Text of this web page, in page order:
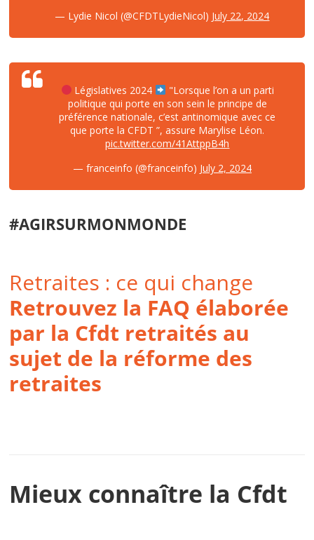
— Lydie Nicol (@CFDTLydieNicol) July 22, 2024
Législatives 2024
"Lorsque l’on a un parti
politique qui porte en son sein le principe de
préférence nationale, c’est antinomique avec ce
que porte la CFDT ”, assure Marylise Léon.
pic.twitter.com/41AttppB4h
— franceinfo (@franceinfo) July 2, 2024
#AGIRSURMONMONDE
Retraites : ce qui change
Retrouvez la FAQ élaborée
par la Cfdt retraités au
sujet de la réforme des
retraites
Mieux connaître la Cfdt